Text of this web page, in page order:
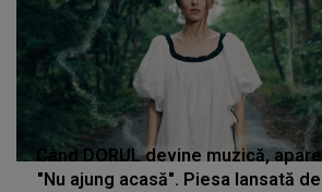
Când DORUL devine muzică, apare
"Nu ajung acasă". Piesa lansată de